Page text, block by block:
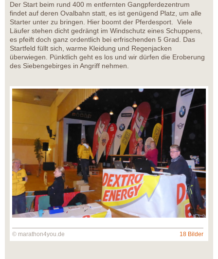
Der Start beim rund 400 m entfernten Gangpferdezentrum
findet auf deren Ovalbahn statt, es ist genügend Platz, um alle
Starter unter zu bringen. Hier boomt der Pferdesport. Viele
Läufer stehen dicht gedrängt im Windschutz eines Schuppens,
es pfeift doch ganz ordentlich bei erfrischenden 5 Grad. Das
Startfeld füllt sich, warme Kleidung und Regenjacken
überwiegen. Pünktlich geht es los und wir dürfen die Eroberung
des Siebengebirges in Angriff nehmen.
© marathon4you.de 18 Bilder